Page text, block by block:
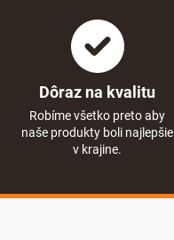
Dôraz na kvalitu
Robíme všetko preto aby
naše produkty boli najlepšie
v krajine.